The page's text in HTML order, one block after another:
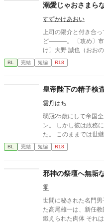
溺愛じゃおさまら
すずかけあおい
上司の陽介と付き合
ど―――。 〔攻め〕市川 陽介（いちかわ ようすけ）34歳 〔受
け〕大野 誠也（おお
BL 完結 短編 R18
皇帝陛下の精子検
雲丹はち
弱冠25歳にして帝国
ン。 しかし彼は政務
た。 このままでは世
た官僚たちに迫られ
を受けさせられるこ
BL 完結 短編 R18
邪神の祭壇へ無垢
零
世間に秘された名門男子校・平
た高尾雄一は、新任教師として赴任
鍛えられた肉体 それは、学園にとって最高の生贄の候補に他なら